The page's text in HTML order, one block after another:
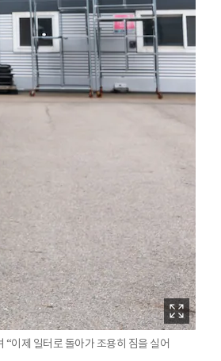
이제 일터로 돌아가 조용히 짐을 실어